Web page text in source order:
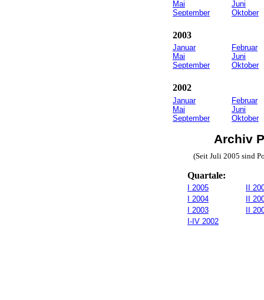
Mai
September
Juni
Oktober
2003
Januar
Mai
September
Februar
Juni
Oktober
2002
Januar
Mai
September
Februar
Juni
Oktober
Archiv
(Seit Juli 2005 sind
Quartale:
I 2005
II
I 2004
II
I 2003
II
I-IV 2002